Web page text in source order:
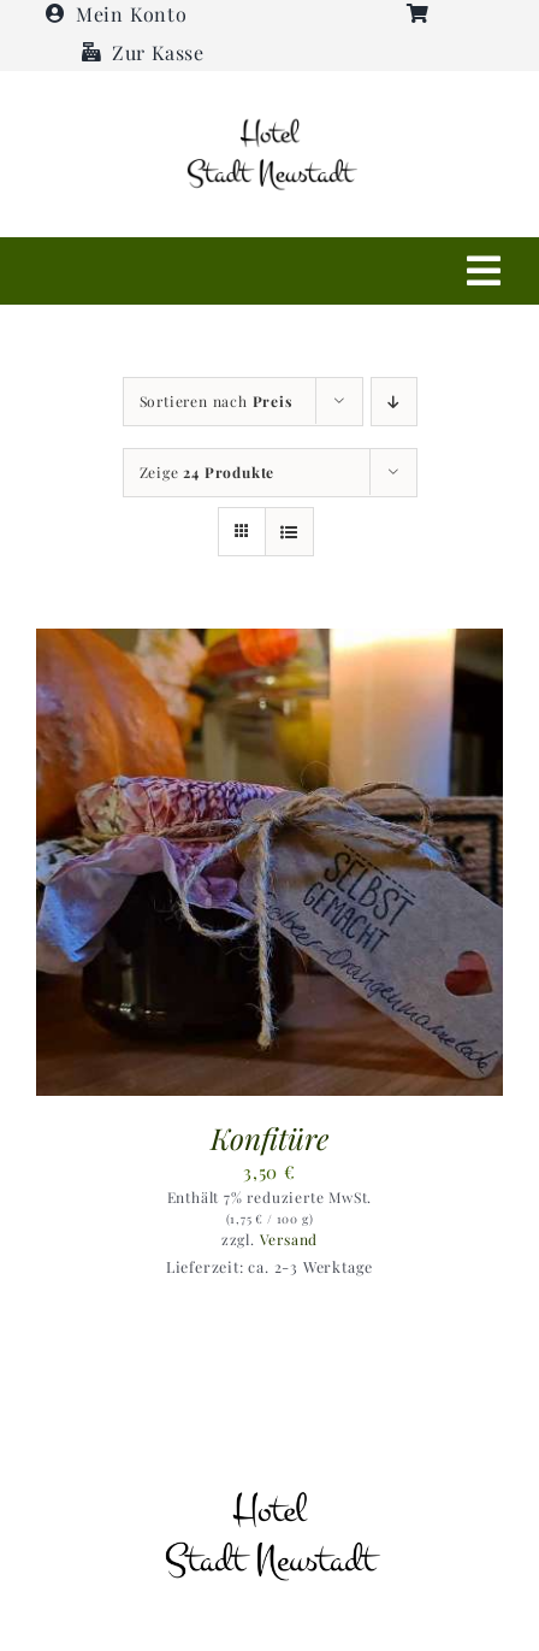
Mein Konto
Zur Kasse
Restaurant
Anfahrt + Kontakt
Sortieren nach Preis
Zeige 24 Produkte
Konfitüre
3,50€
Enthält 7% reduzierte MwSt.
(1,75€ / 100 g)
zzgl. Versand
Lieferzeit: ca. 2-3 Werktage